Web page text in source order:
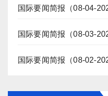
国际要闻简报（08-04-
国际要闻简报（08-03-
国际要闻简报（08-02-